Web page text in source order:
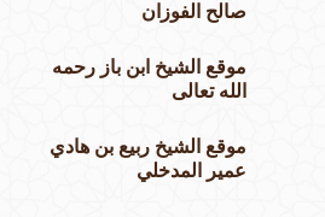
صالح الفوزان
موقع الشيخ ابن باز رحمه
الله تعالى
موقع الشيخ ربيع بن هادي
عمير المدخلي